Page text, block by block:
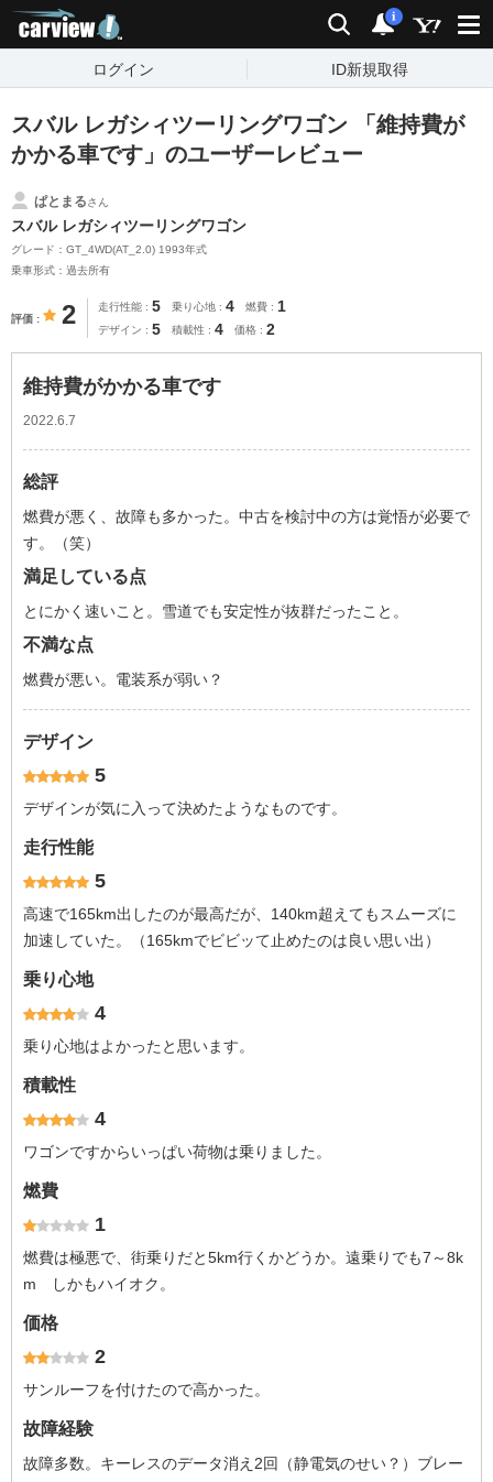
検索 通知
i
ログイン ID新規取得
スバル レガシィツーリングワゴン 「維持費が
かかる車です」のユーザーレビュー
ぱとまるさん
スバル レガシィツーリングワゴン
グレード：GT_4WD(AT_2.0) 1993年式
乗車形式：過去所有
評価 2 走行性能 5 乗り心地 4 燃費 1
デザイン 5 積載性 4 価格 2
維持費がかかる車です
2022.6.7
総評
燃費が悪く、故障も多かった。中古を検討中の方は覚悟が必要で
す。（笑）
満足している点
とにかく速いこと。雪道でも安定性が抜群だったこと。
不満な点
燃費が悪い。電装系が弱い？
デザイン
5
デザインが気に入って決めたようなものです。
走行性能
5
高速で165km出したのが最高だが、140km超えてもスムーズに
加速していた。（165kmでビビッて止めたのは良い思い出）
乗り心地
4
乗り心地はよかったと思います。
積載性
4
ワゴンですからいっぱい荷物は乗りました。
燃費
1
燃費は極悪で、街乗りだと5km行くかどうか。遠乗りでも7～8k
m しかもハイオク。
価格
2
サンルーフを付けたので高かった。
故障経験
故障多数。キーレスのデータ消え2回（静電気のせい？）ブレー